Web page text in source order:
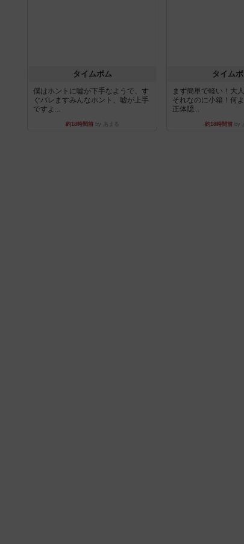
タイムボム
僕はホントに嘘が下手なようで、す
ぐバレますみんなホント、嘘が上手
ですよ...
約18時間前by あまる
タイム
まず簡単で軽い！大
それなのに小箱！何
正体隠...
約18時間前by